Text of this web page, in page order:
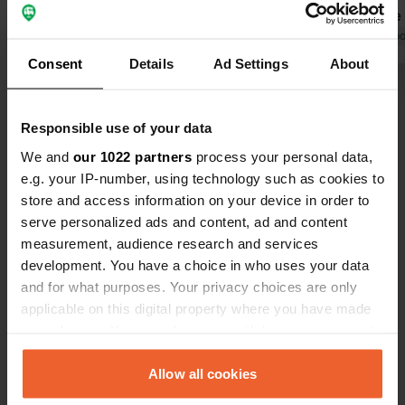
Consent Details Ad Settings About
Responsible use of your data
We and our 1022 partners process your personal data,
e.g. your IP-number, using technology such as cookies to
store and access information on your device in order to
serve personalized ads and content, ad and content
measurement, audience research and services
development. You have a choice in who uses your data
and for what purposes. Your privacy choices are only
applicable on this digital property where you have made
any time from the Cookie Declaration or by clicking on
the Privacy trigger icon.Allow all cookies
excellent
petite
repassons
Traduit par
Es-tu déjà venu ici ?
Contact
63839, Kleinwallstadt, Allemagne